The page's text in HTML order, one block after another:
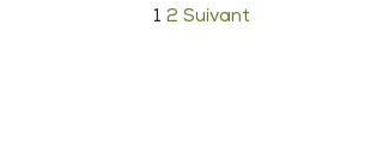
1 2 Suivant